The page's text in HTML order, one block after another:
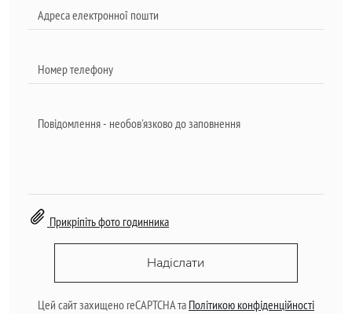
Прикріпіть фото годинника
Надіслати
Цей сайт захищено reCAPTCHA та Політикою конфіденційності